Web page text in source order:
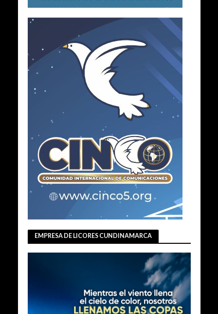
EMPRESA DE LICORES CUNDINAMARCA